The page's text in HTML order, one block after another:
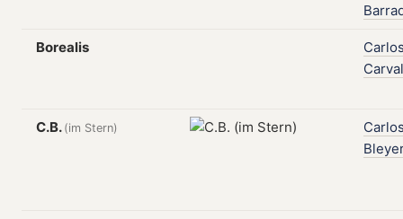
Borealis
C.B. (im Stern)